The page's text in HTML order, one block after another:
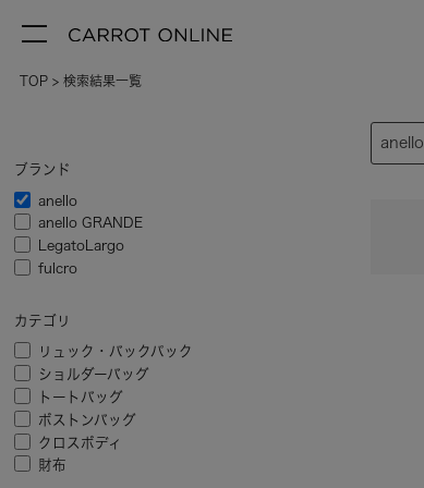
TOP 検索結果一覧
ブランド
anello
anello GRANDE
LegatoLargo
fulcro
カテゴリ
リュック・バックパック
ショルダーバッグ
トートバッグ
ボストンバッグ
クロスボディ
財布
anello